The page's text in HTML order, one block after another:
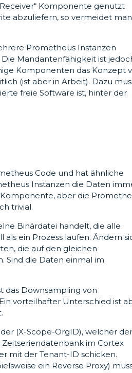
Komponente genutzt
abzuliefern, so vermeidet man
Prometheus Instanzen
Mandantenfähigkeit ist
Komponenten das Konzept
(ist aber in Arbeit). Dazu
freie Software ist, hinter der
Code und hat ähnliche
Instanzen die Daten
aber die
trivial.
Binärdatei handelt, die alle
ein Prozess laufen. Ändern
die auf den gleichen
Sind die Daten einmal im
das Downsampling von
vorteilhafter Unterschied ist
(X-Scope-OrgID), welcher
im Cortex
mit der Tenant-ID schicken.
ein Reverse Proxy)